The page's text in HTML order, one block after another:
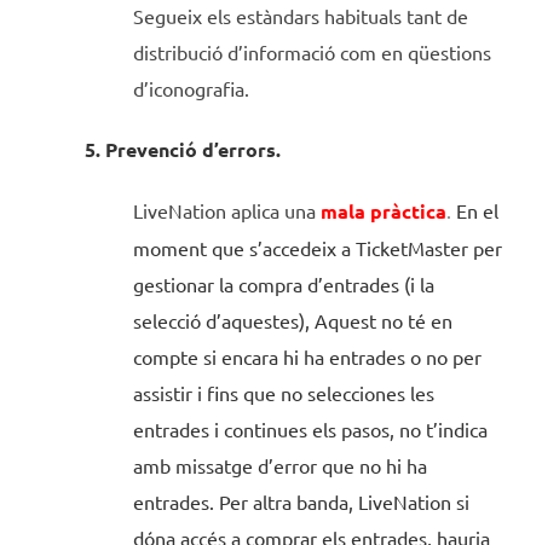
Segueix els estàndars habituals tant de
distribució d’informació com en qüestions
d’iconografia.
5. Prevenció d’errors.
LiveNation aplica una mala pràctica. En el
moment que s’accedeix a TicketMaster per
gestionar la compra d’entrades (i la
selecció d’aquestes), Aquest no té en
compte si encara hi ha entrades o no per
assistir i fins que no selecciones les
entrades i continues els pasos, no t’indica
amb missatge d’error que no hi ha
entrades. Per altra banda, LiveNation si
dóna accés a comprar els entrades, hauria